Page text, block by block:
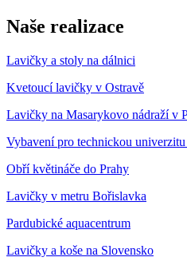
Naše realizace
Lavičky a stoly na dálnici
Kvetoucí lavičky v Ostravě
Lavičky na Masarykovo nádraží v
Vybavení pro technickou
Obří květináče do Prahy
Lavičky v metru Bořislavka
Pardubické aquacentrum
Lavičky a koše na Slovensko